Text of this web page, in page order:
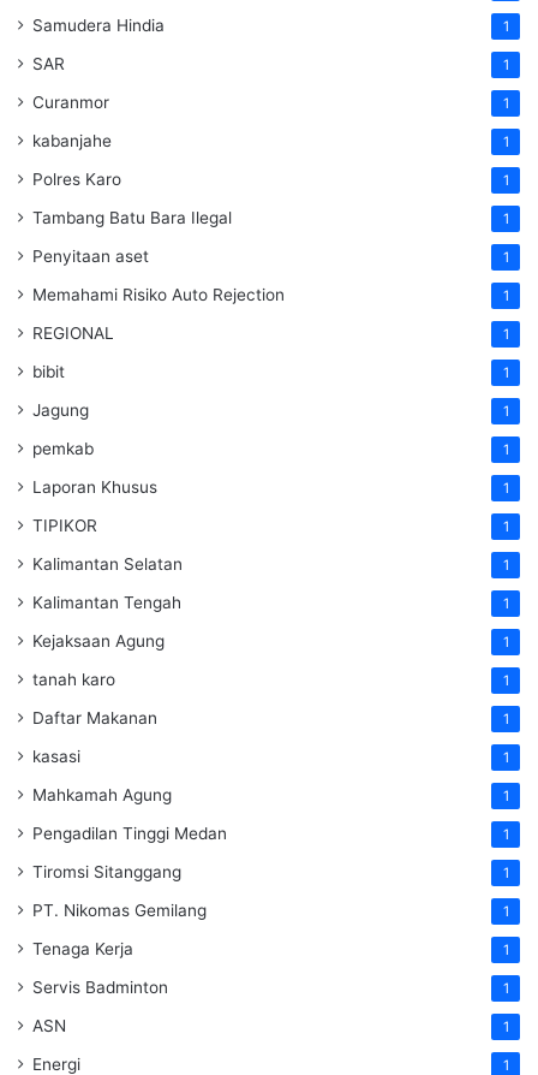
Samudera Hindia 1
SAR 1
Curanmor 1
kabanjahe 1
Polres Karo 1
Tambang Batu Bara Ilegal 1
Penyitaan aset 1
Memahami Risiko Auto Rejection 1
REGIONAL 1
bibit 1
Jagung 1
pemkab 1
Laporan Khusus 1
TIPIKOR 1
Kalimantan Selatan 1
Kalimantan Tengah 1
Kejaksaan Agung 1
tanah karo 1
Daftar Makanan 1
kasasi 1
Mahkamah Agung 1
Pengadilan Tinggi Medan 1
Tiromsi Sitanggang 1
PT. Nikomas Gemilang 1
Tenaga Kerja 1
Servis Badminton 1
ASN 1
Energi 1